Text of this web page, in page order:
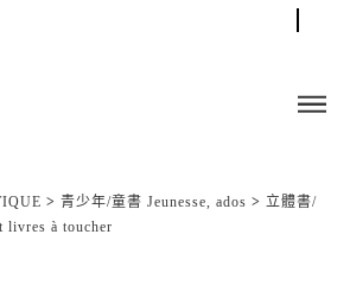
> 青少年/童書 Jeunesse, ados > 立體書/
livres à toucher